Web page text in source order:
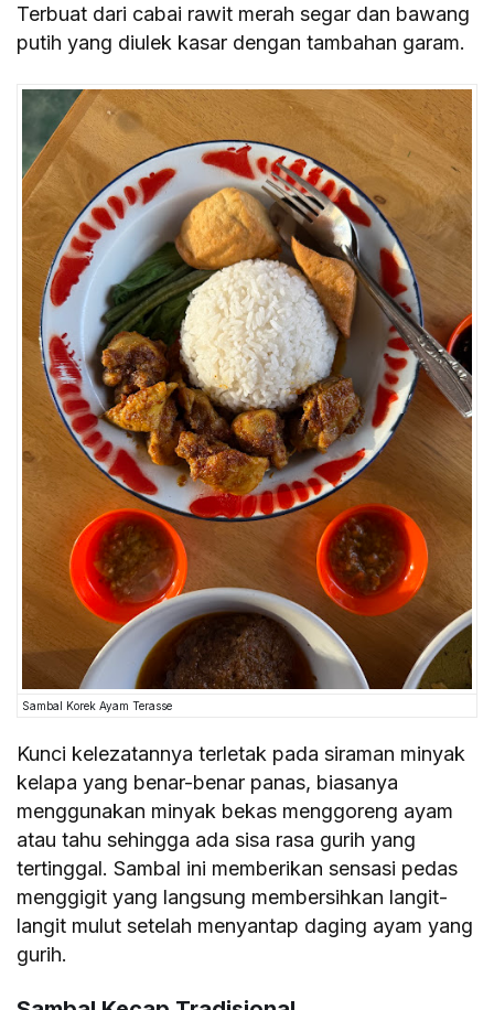
Terbuat dari cabai rawit merah segar dan bawang
putih yang diulek kasar dengan tambahan garam.
Sambal Korek Ayam Terasse
Kunci kelezatannya terletak pada siraman minyak
kelapa yang benar-benar panas, biasanya
menggunakan minyak bekas menggoreng ayam
atau tahu sehingga ada sisa rasa gurih yang
tertinggal. Sambal ini memberikan sensasi pedas
menggigit yang langsung membersihkan langit-
langit mulut setelah menyantap daging ayam yang
gurih.